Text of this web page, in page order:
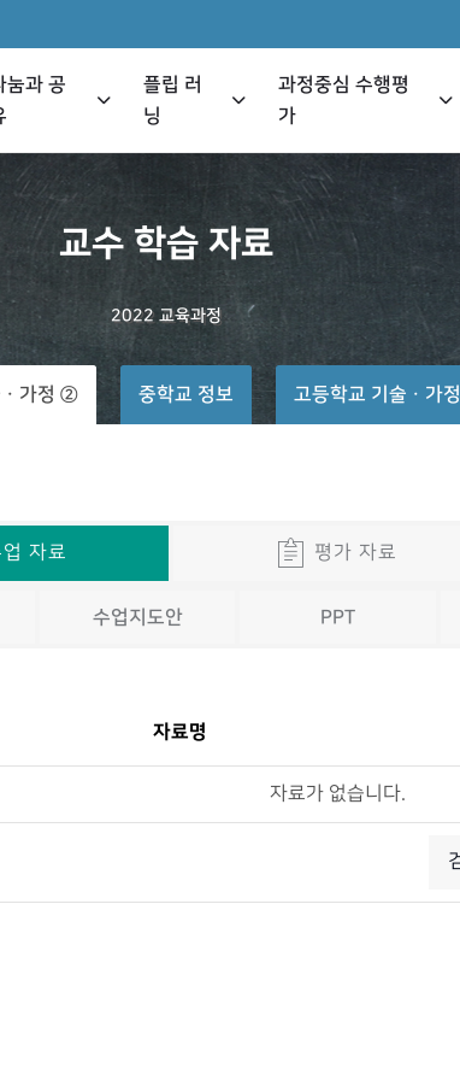
눔과 공
플립 러
닝
과정중심 수행평
가
교수 학습 자료
2022 교육과정
ㆍ가정 ② 중학교 정보 고등학교 기술ㆍ가정
자료 평가 자료
수업지도안 PPT
자료명
자료가 없습니다.